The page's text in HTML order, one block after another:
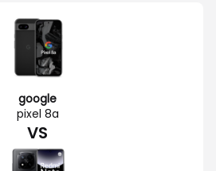
google
pixel 8a
VS